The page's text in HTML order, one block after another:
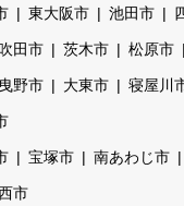
東大阪市 池田市
吹田市 茨木市 松原市
野市 大東市 寝屋川
宝塚市 南あわじ市
市